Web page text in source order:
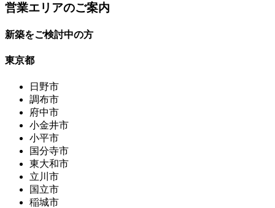
営業エリアのご案内
新築をご検討中の方
東京都
日野市
調布市
府中市
小金井市
小平市
国分寺市
東大和市
立川市
国立市
稲城市